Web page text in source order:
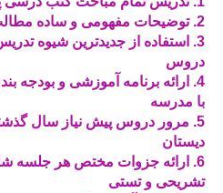
2. توضیحات مفهومی و ساده مطالب کتاب درسی
3. استفاده از جدیدترین شيوه
دروس
4. ارائه برنامه آموزشی و
با مدرسه
5. مرور دروس پیش نیاز سال
دیستان
6. ارائه جزوات مختص هر جلسه
تشریحی و تستی